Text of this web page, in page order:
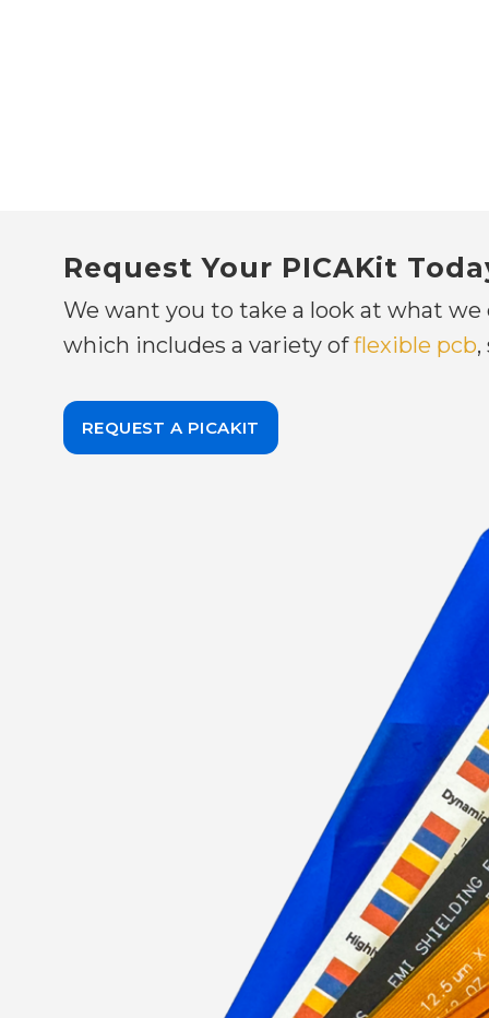
Request Your PICAKit
We want you to take a look at what
which includes a variety offlexible pcb,
REQUEST A PICAKIT